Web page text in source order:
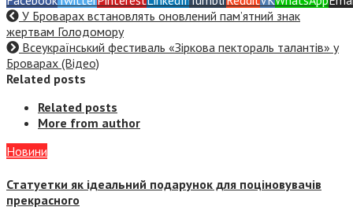
У Броварах встановлять оновлений пам’ятний знак
жертвам Голодомору
Всеукраїнський фестиваль «Зіркова пектораль талантів» у
Броварах (Відео)
Related posts
Related posts
More from author
Новини
Статуетки як ідеальний подарунок для поціновувачів
прекрасного